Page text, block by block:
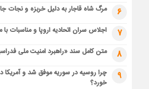
6 مرگ شاه قاجار به دلیل خربزه و نجات
7 اجلاس سران اتحادیه اروپا و مناسبات
8 متن کامل سند «راهبرد امنیت ملی
9
چرا روسیه در سوریه موفق شد و
خورد؟